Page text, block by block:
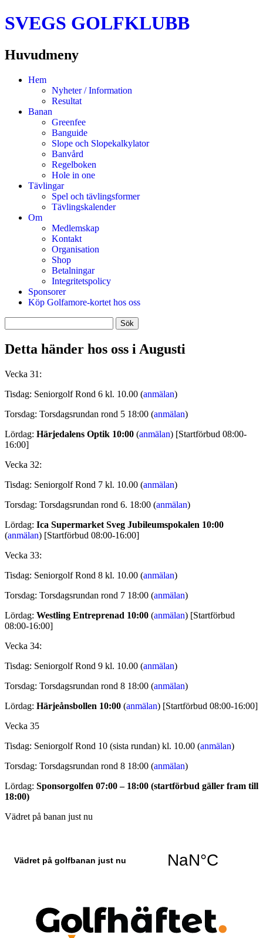
SVEGS GOLFKLUBB
Huvudmeny
HoppaHem
Nyheter / Information
Resultat
Banan
Greenfee
Banguide
Slope och Slopekalkylator
Banvård
Regelboken
Hole in one
Tävlingar
Spel och tävlingsformer
Tävlingskalender
Om
Medlemskap
Kontakt
Organisation
Shop
Betalningar
Integritetspolicy
Sponsorer
Köp Golfamore-kortet hos oss
efter:
Detta händer hos oss i Augusti
Vecka 31:
Tisdag: Seniorgolf Rond 6 kl. 10.00 (anmälan)
Torsdag: Torsdagsrundan rond 5 18:00 (anmälan)
Lördag: Härjedalens Optik 10:00 (anmälan) [Startförbud 08:00-
16:00]
Vecka 32:
Tisdag: Seniorgolf Rond 7 kl. 10.00 (anmälan)
Torsdag: Torsdagsrundan rond 6. 18:00 (anmälan)
Lördag: Ica Supermarket Sveg Jubileumspokalen 10:00
(anmälan) [Startförbud 08:00-16:00]
Vecka 33:
Tisdag: Seniorgolf Rond 8 kl. 10.00 (anmälan)
Torsdag: Torsdagsrundan rond 7 18:00 (anmälan)
Lördag: Westling Entreprenad 10:00 (anmälan) [Startförbud
08:00-16:00]
Vecka 34:
Tisdag: Seniorgolf Rond 9 kl. 10.00 (anmälan)
Torsdag: Torsdagsrundan rond 8 18:00 (anmälan)
Lördag: Härjeånsbollen 10:00 (anmälan) [Startförbud 08:00-16:00]
Vecka 35
Tisdag: Seniorgolf Rond 10 (sista rundan) kl. 10.00 (anmälan)
Torsdag: Torsdagsrundan rond 8 18:00 (anmälan)
Lördag: Sponsorgolfen 07:00 – 18:00 (startförbud gäller fram till
18:00)
Vädret på banan just nu